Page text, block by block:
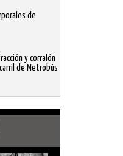
de
y corralón
de Metrobús